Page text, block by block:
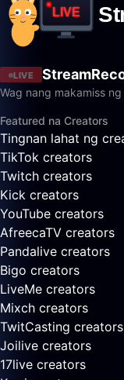
LIVE
Wag nang makamiss
Featured na Creators
Tingnan lahat ng
TikTok creators
Twitch creators
Kick creators
YouTube creators
AfreecaTV creators
Pandalive creators
Bigo creators
LiveMe creators
Mixch creators
TwitCasting creators
Joilive creators
17live creators